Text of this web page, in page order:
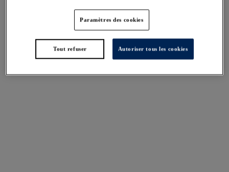
Fantasie Customer Service,
Wacoal Europe,
The Corsetry Factory,
Desborough,
Paramètres des cookies
Tout refuser Autoriser tous les cookies